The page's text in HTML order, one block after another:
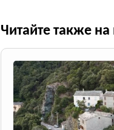
Читайте также